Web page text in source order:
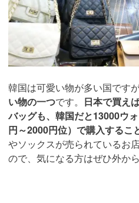
韓国は可愛い物が多い国ですが
い物の一つです。 日本で買え
バッグも、韓国だと13000ウ
円～2000円位）で購入するこ
やソックスが売られているお
ので、気になる方はぜひ外か